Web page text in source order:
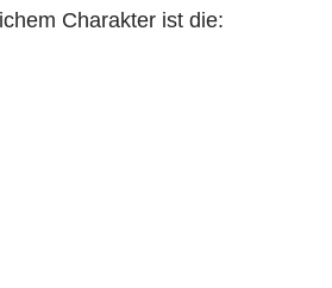
Charakter ist die: